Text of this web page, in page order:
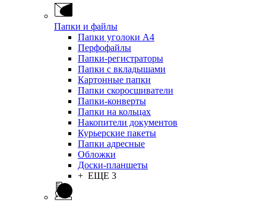
Папки и файлы
Папки уголоки А4
Перфофайлы
Папки-регистраторы
Папки с вкладышами
Картонные папки
Папки скоросшиватели
Папки-конверты
Папки на кольцах
Накопители документов
Курьерские пакеты
Папки адресные
Обложки
Доски-планшеты
+ ЕЩЕ 3